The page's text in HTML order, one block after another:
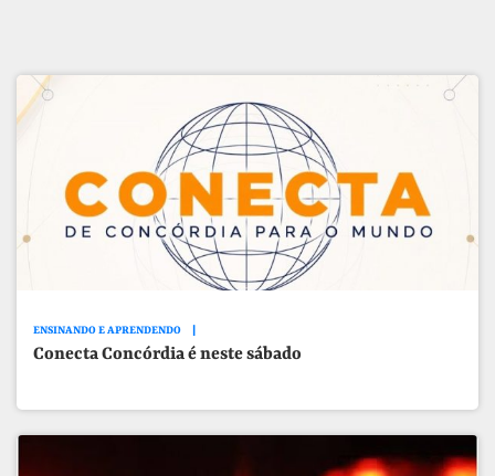
ENSINANDO E APRENDENDO
Conecta Concórdia é neste sábado